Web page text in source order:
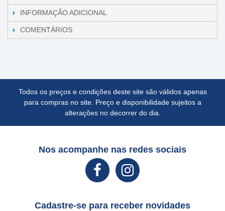
INFORMAÇÃO ADICIONAL
COMENTÁRIOS
Todos os preços e condições deste site são válidos apenas
para compras no site. Preço e disponibilidade sujeitos a
alterações no decorrer do dia.
Nos acompanhe nas redes sociais
Cadastre-se para receber novidades